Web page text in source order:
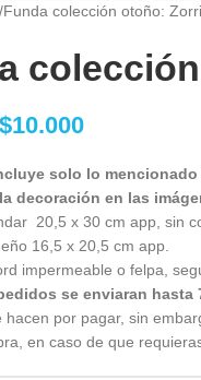
Funda colección otoño:
$10.000
solo lo
decoración en las
20,5 x 30 cm app, sin
16,5 x 20,5 cm app.
impermeable o felpa,
se enviaran
hacen por pagar, sin
en caso de que